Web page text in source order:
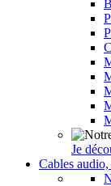
Je
Cables